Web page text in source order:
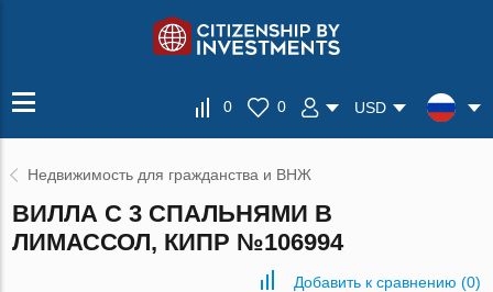
0 0 USD
Недвижимость для гражданства и ВНЖ
ВИЛЛА С 3 СПАЛЬНЯМИ В
ЛИМАССОЛ, КИПР №106994
Добавить к сравнению (0)